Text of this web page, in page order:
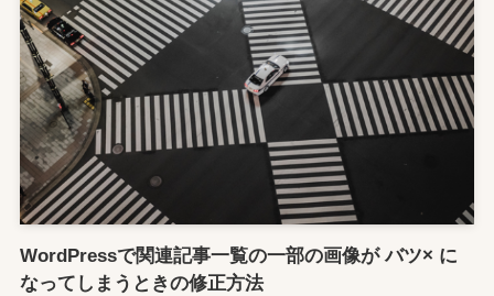
WordPressで関連記事一覧の一部の画像が バツ× に
なってしまうときの修正方法